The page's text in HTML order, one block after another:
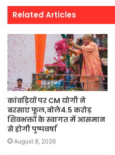
Related Articles
कांवड़ियों पर CM योगी ने
बरसाए फूल,बोले4.5 करोड़
शिवभक्तों के स्वागत में आसमान
से होगी पुष्पवर्षा
August 8, 2026